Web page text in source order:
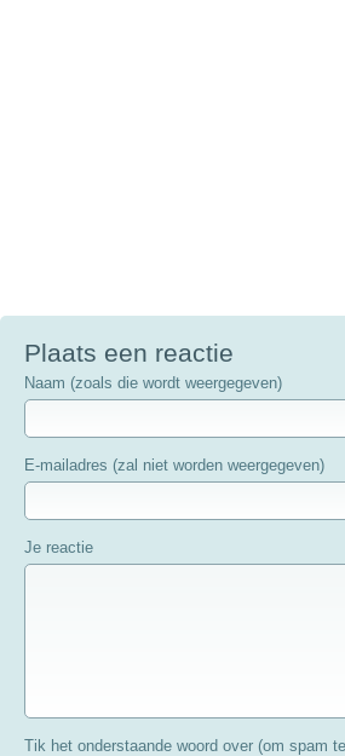
Plaats een reactie
Naam (zoals die wordt weergegeven)
E-mailadres (zal niet worden weergegeven)
Je reactie
Tik het onderstaande woord over (om spam